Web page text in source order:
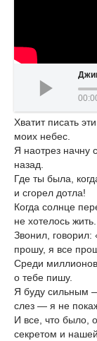
Хватит писать
моих небес.
Я наотрез начну
назад.
Где ты была,
и сгорел дотла!
Когда солнце
не хотелось жить.
Звонил,
прошу, я все
Среди
о тебе пишу.
Я буду сильным
слез — я не
И все, что было,
секретом и